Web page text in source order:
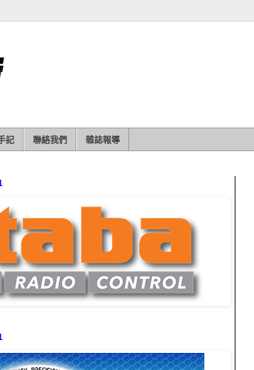
記 聯絡我們 雜誌報導